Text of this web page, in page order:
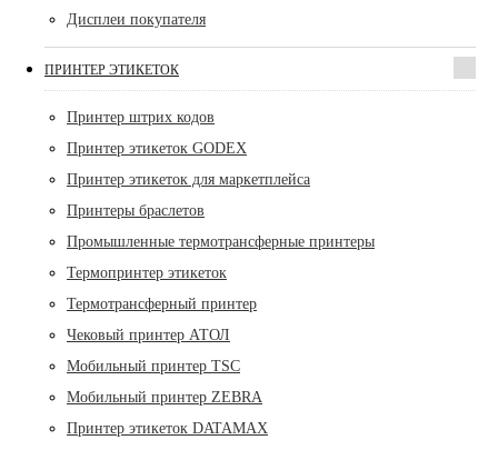
Дисплеи покупателя
ПРИНТЕР ЭТИКЕТОК
Принтер штрих кодов
Принтер этикеток GODEX
Принтер этикеток для маркетплейса
Принтеры браслетов
Промышленные термотрансферные принтеры
Термопринтер этикеток
Термотрансферный принтер
Чековый принтер АТОЛ
Мобильный принтер TSC
Мобильный принтер ZEBRA
Принтер этикеток DATAMAX